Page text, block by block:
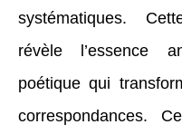
systématiques.
révèle l’essence
poétique qui
correspondances.